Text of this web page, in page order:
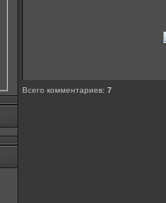
Всего комментариев:7